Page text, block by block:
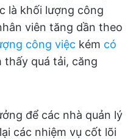
là khối lượng công
viên tăng dần theo
công việc kém có
thấy quá tải, căng
để các nhà quản lý
các nhiệm vụ cốt lõi